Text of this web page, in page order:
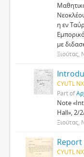
η εν
με
Ξιούτας,
CYUTL
Part of
Note
Hall», 2/
Ξιούτας,
CYUTL